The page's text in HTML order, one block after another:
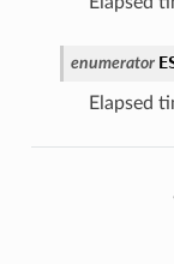
enumerator
Elapsed